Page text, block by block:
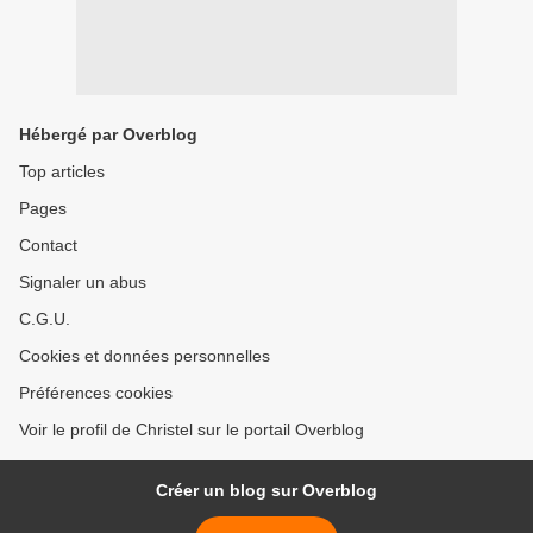
Hébergé par Overblog
Top articles
Pages
Contact
Signaler un abus
C.G.U.
Cookies et données personnelles
Préférences cookies
Voir le profil de Christel sur le portail Overblog
Créer un blog sur Overblog